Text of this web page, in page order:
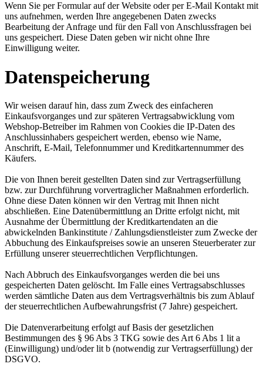
Wenn Sie per Formular auf der Website oder per E-Mail Kontakt mit
uns aufnehmen, werden Ihre angegebenen Daten zwecks
Bearbeitung der Anfrage und für den Fall von Anschlussfragen bei
uns gespeichert. Diese Daten geben wir nicht ohne Ihre
Einwilligung weiter.
Datenspeicherung
Wir weisen darauf hin, dass zum Zweck des einfacheren
Einkaufsvorganges und zur späteren Vertragsabwicklung vom
Webshop-Betreiber im Rahmen von Cookies die IP-Daten des
Anschlussinhabers gespeichert werden, ebenso wie Name,
Anschrift, E-Mail, Telefonnummer und Kreditkartennummer des
Käufers.
Die von Ihnen bereit gestellten Daten sind zur Vertragserfüllung
bzw. zur Durchführung vorvertraglicher Maßnahmen erforderlich.
Ohne diese Daten können wir den Vertrag mit Ihnen nicht
abschließen. Eine Datenübermittlung an Dritte erfolgt nicht, mit
Ausnahme der Übermittlung der Kreditkartendaten an die
abwickelnden Bankinstitute / Zahlungsdienstleister zum Zwecke der
Abbuchung des Einkaufspreises sowie an unseren Steuerberater zur
Erfüllung unserer steuerrechtlichen Verpflichtungen.
Nach Abbruch des Einkaufsvorganges werden die bei uns
gespeicherten Daten gelöscht. Im Falle eines Vertragsabschlusses
werden sämtliche Daten aus dem Vertragsverhältnis bis zum Ablauf
der steuerrechtlichen Aufbewahrungsfrist (7 Jahre) gespeichert.
Die Datenverarbeitung erfolgt auf Basis der gesetzlichen
Bestimmungen des § 96 Abs 3 TKG sowie des Art 6 Abs 1 lit a
(Einwilligung) und/oder lit b (notwendig zur Vertragserfüllung) der
DSGVO.